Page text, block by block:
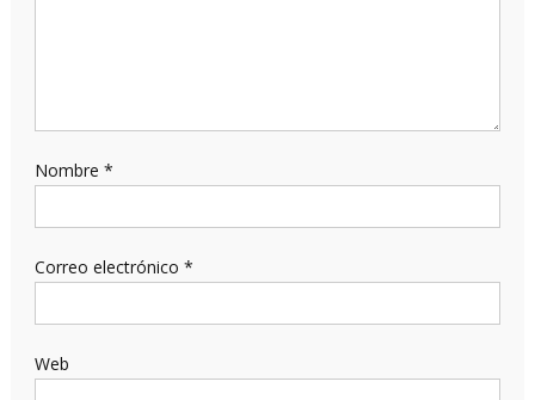
Nombre *
Correo electrónico *
Web